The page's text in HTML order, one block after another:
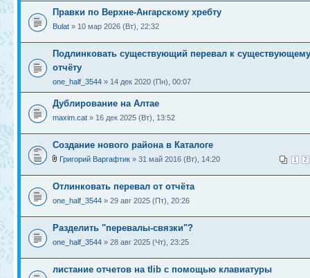
Правки по Верхне-Ангарскому хребту
Bulat » 10 мар 2026 (Вт), 22:32
Подлинковать существующий перевал к существующему
отчёту
one_half_3544 » 14 дек 2020 (Пн), 00:07
Дублирование на Алтае
maxim.cat » 16 дек 2025 (Вт), 13:52
Создание нового района в Каталоге
1 2
Григорий Варгафтик » 31 май 2016 (Вт), 14:20
Отлинковать перевал от отчёта
one_half_3544 » 29 авг 2025 (Пт), 20:26
Разделить "перевалы-связки"?
one_half_3544 » 28 авг 2025 (Чт), 23:25
листание отчетов на tlib с помощью клавиатуры